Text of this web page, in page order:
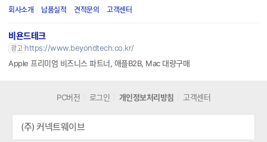
회사소개 납품실적 견적문의 고객센터
비욘드테크
광고 https://www.beyondtech.co.kr/
Apple 프리미엄 비즈니스 파트너, 애플B2B, Mac 대량구매
PC버전 로그인 개인정보처리방침 고객센터
(주) 커넥트웨이브